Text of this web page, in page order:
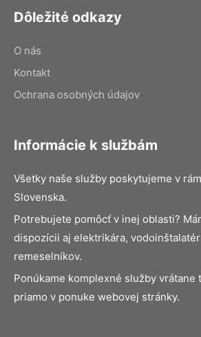
Dôležité odkazy
O nás
Kontakt
Ochrana osobných údajov
Informácie k službám
Všetky naše služby poskytujeme v
Slovenska.
Potrebujete pomôcť v inej oblasti?
dispozícii aj elektrikára,
remeselníkov.
Ponúkame komplexné služby vrátane
priamo v ponuke webovej stránky.